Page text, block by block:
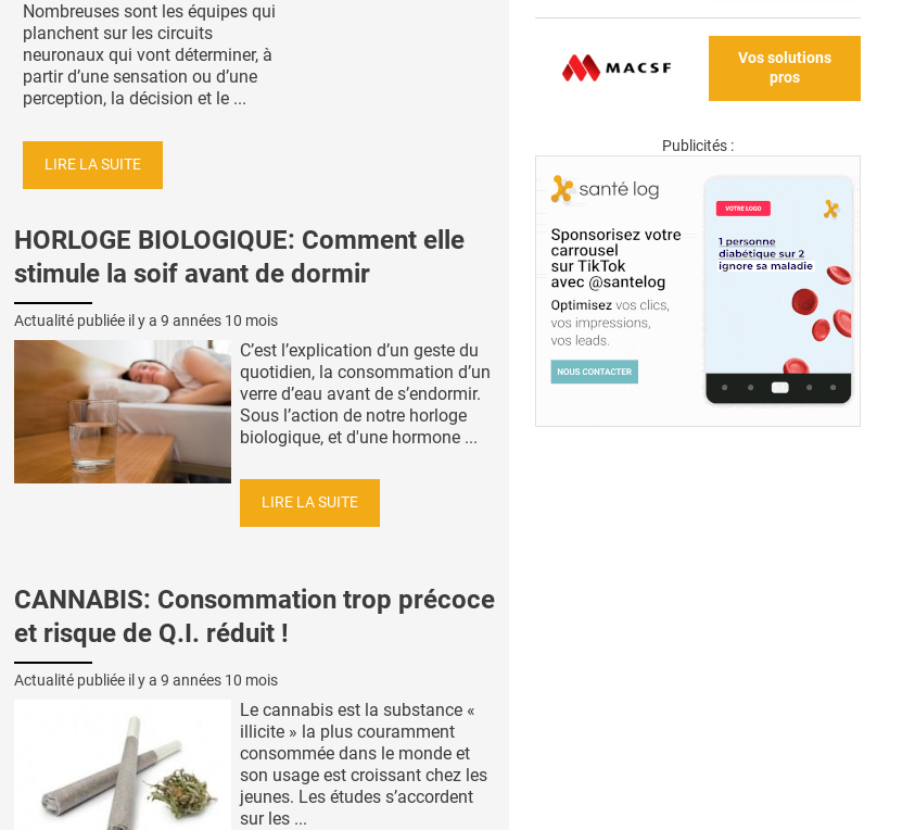
Nombreuses sont les équipes qui
planchent sur les circuits
neuronaux qui vont déterminer, à
partir d’une sensation ou d’une
perception, la décision et le ...
LIRE LA SUITE
HORLOGE BIOLOGIQUE: Comment elle
stimule la soif avant de dormir
Actualité publiée il y a 9 années 10 mois
C’est l’explication d’un geste du
quotidien, la consommation d’un
verre d’eau avant de s’endormir.
Sous l’action de notre horloge
biologique, et d'une hormone ...
LIRE LA SUITE
CANNABIS: Consommation trop précoce
et risque de Q.I. réduit !
Actualité publiée il y a 9 années 10 mois
Le cannabis est la substance «
illicite » la plus couramment
consommée dans le monde et
son usage est croissant chez les
jeunes. Les études s’accordent
sur les ...
Vos solutions
pros
Publicités :